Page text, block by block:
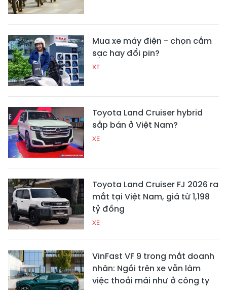
Mua xe máy điện - chọn cắm
sạc hay đổi pin?
XE
Toyota Land Cruiser hybrid
sắp bán ở Việt Nam?
XE
Toyota Land Cruiser FJ 2026 ra
mắt tại Việt Nam, giá từ 1,198
tỷ đồng
XE
VinFast VF 9 trong mắt doanh
nhân: Ngồi trên xe vẫn làm
việc thoải mái như ở công ty